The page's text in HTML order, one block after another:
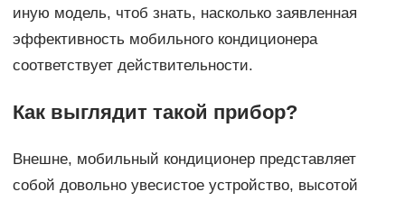
иную модель, чтоб знать, насколько заявленная
эффективность мобильного кондиционера
соответствует действительности.
Как выглядит такой прибор?
Внешне, мобильный кондиционер представляет
собой довольно увесистое устройство, высотой